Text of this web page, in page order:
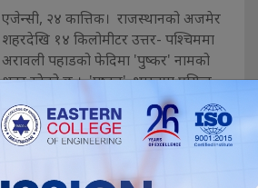
एजेन्सी, २४ कात्तिक। राजस्थानको अजमेर
शहरदेखि १४ किलोमीटर उत्तर- पश्चिममा
अरावली पहाडको फेदिमा 'पुष्कर' नामको
शहर रहेको छ । 'पुष्कर' भारतमा प्रसिद्ध
तीर्थ स्थलको नामले परिचित छ। पर्यटकको
स्वर्ग 'तीर्थराज' पुष्कर, पद्म-पुराणका
अनुसार सबै तीर्थो मध्यै एक चर्चीत मानिएको